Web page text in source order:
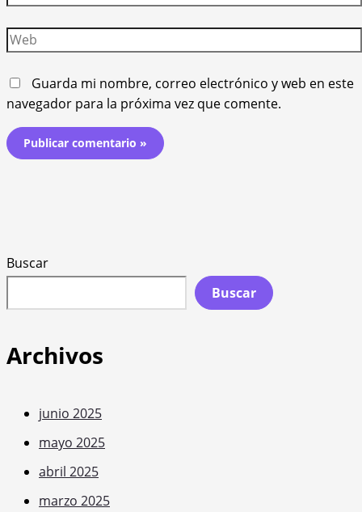
electrónico*
Web
Guarda mi nombre, correo electrónico y web en este
navegador para la próxima vez que comente.
Buscar
Buscar
Archivos
junio 2025
mayo 2025
abril 2025
marzo 2025